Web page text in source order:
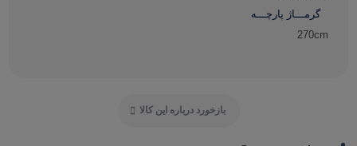
گرمـــاژ پارچـــه
270cm
بازخورد درباره این کالا